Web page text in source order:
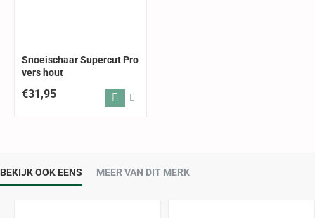
Snoeischaar Supercut Pro
vers hout
€31,95
BEKIJK OOK EENS MEER VAN DIT MERK